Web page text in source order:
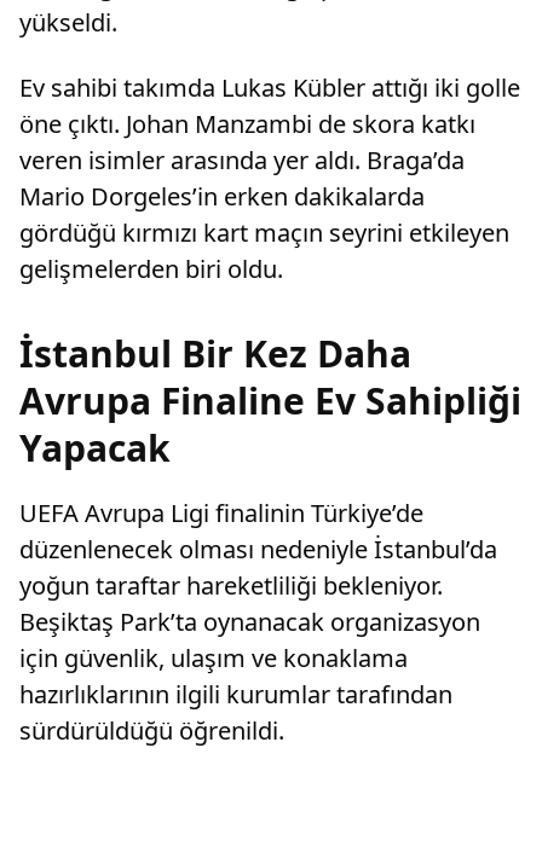
yükseldi.
Ev sahibi takımda Lukas Kübler attığı iki golle
öne çıktı. Johan Manzambi de skora katkı
veren isimler arasında yer aldı. Braga’da
Mario Dorgeles’in erken dakikalarda
gördüğü kırmızı kart maçın seyrini etkileyen
gelişmelerden biri oldu.
İstanbul Bir Kez Daha
Avrupa Finaline Ev Sahipliği
Yapacak
UEFA Avrupa Ligi finalinin Türkiye’de
düzenlenecek olması nedeniyle İstanbul’da
yoğun taraftar hareketliliği bekleniyor.
Beşiktaş Park’ta oynanacak organizasyon
için güvenlik, ulaşım ve konaklama
hazırlıklarının ilgili kurumlar tarafından
sürdürüldüğü öğrenildi.